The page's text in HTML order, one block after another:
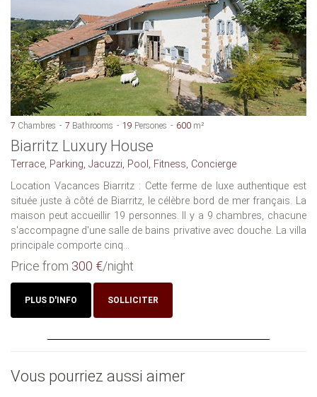
7 Chambres 7 Bathrooms 19 Persones 600 m²
Biarritz Luxury House
Terrace, Parking, Jacuzzi, Pool, Fitness, Concierge
Location Vacances Biarritz : Cette ferme de luxe authentique est
située juste à côté de Biarritz, le célèbre bord de mer français. La
maison peut accueillir 19 personnes. Il y a 9 chambres, chacune
s'accompagne d'une salle de bains privative avec douche. La villa
principale comporte cinq...
Price from 300 €/night
PLUS D'INFO SOLLICITER
Vous pourriez aussi aimer